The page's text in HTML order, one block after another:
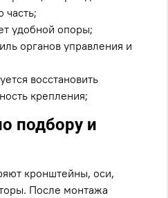
часть;
удобной опоры;
органов управления и
восстановить
крепления;
подбору и
кронштейны, оси,
После монтажа